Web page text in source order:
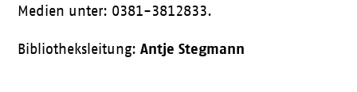
Medien unter: 0381-3812833.
Bibliotheksleitung:Antje Stegmann